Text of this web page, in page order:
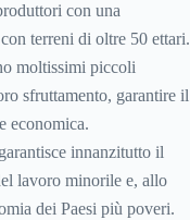
con una
terreni di oltre 50 ettari.
moltissimi piccoli
sfruttamento, garantire il
economica.
innanzitutto il
lavoro minorile e, allo
dei Paesi più poveri.